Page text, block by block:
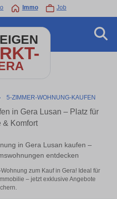
Immo Job
5-ZIMMER-WOHNUNG-KAUFEN
in Gera Lusan – Platz für
& Komfort
in Gera Lusan kaufen –
entdecken
zum Kauf in Gera! Ideal für
– jetzt exklusive Angebote